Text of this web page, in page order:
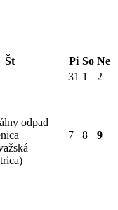
Št Pi So Ne
31 1 2
odpad
7 8 9